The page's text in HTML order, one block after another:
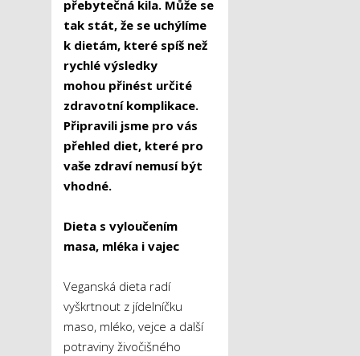
přebytečná kila. Může se
tak stát, že se uchýlíme
k dietám, které spíš než
rychlé výsledky
mohou přinést určité
zdravotní komplikace.
Připravili jsme pro vás
přehled diet, které pro
vaše zdraví nemusí být
vhodné.
Dieta s vyloučením
masa, mléka i vajec
Veganská dieta radí
vyškrtnout z jídelníčku
maso, mléko, vejce a další
potraviny živočišného